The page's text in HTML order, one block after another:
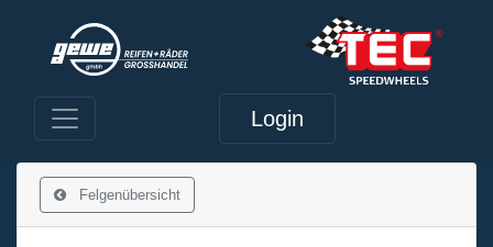
Login
Felgenübersicht